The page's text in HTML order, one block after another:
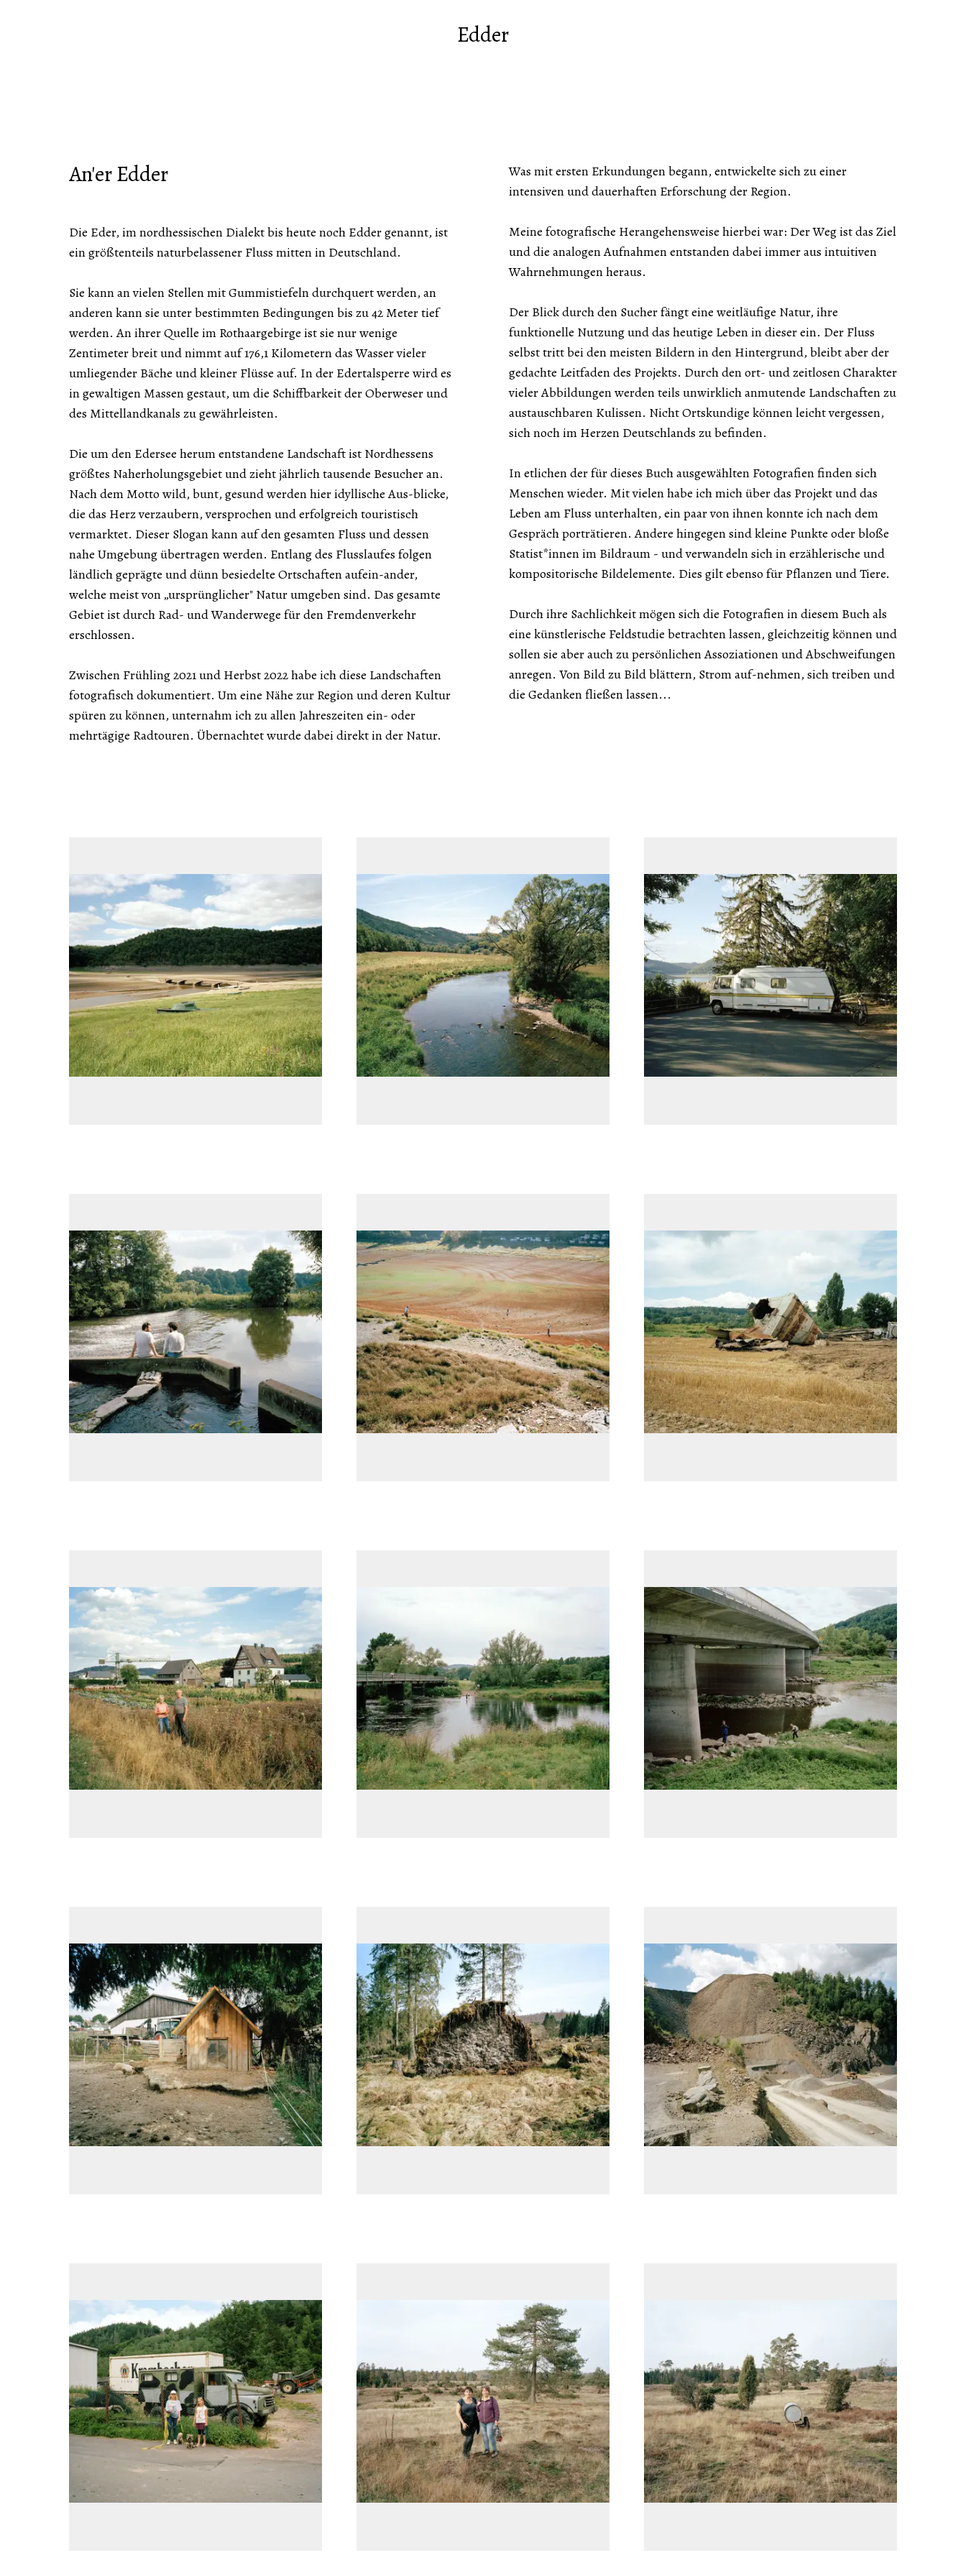
Edder
An'er Edder
Die Eder, im nordhessischen Dialekt bis heute noch Edder genannt, ist
ein größtenteils naturbelassener Fluss mitten in Deutschland.
Sie kann an vielen Stellen mit Gummistiefeln durchquert werden, an
anderen kann sie unter bestimmten Bedingungen bis zu 42 Meter tief
werden. An ihrer Quelle im Rothaargebirge ist sie nur wenige
Zentimeter breit und nimmt auf 176,1 Kilometern das Wasser vieler
umliegender Bäche und kleiner Flüsse auf. In der Edertalsperre wird es
in gewaltigen Massen gestaut, um die Schiffbarkeit der Oberweser und
des Mittellandkanals zu gewährleisten.
Die um den Edersee herum entstandene Landschaft ist Nordhessens
größtes Naherholungsgebiet und zieht jährlich tausende Besucher an.
Nach dem Motto wild, bunt, gesund werden hier idyllische Aus-blicke,
die das Herz verzaubern, versprochen und erfolgreich touristisch
vermarktet. Dieser Slogan kann auf den gesamten Fluss und dessen
nahe Umgebung übertragen werden. Entlang des Flusslaufes folgen
ländlich geprägte und dünn besiedelte Ortschaften aufein-ander,
welche meist von „ursprünglicher" Natur umgeben sind. Das gesamte
Gebiet ist durch Rad- und Wanderwege für den Fremdenverkehr
erschlossen.
Zwischen Frühling 2021 und Herbst 2022 habe ich diese Landschaften
fotografisch dokumentiert. Um eine Nähe zur Region und deren Kultur
spüren zu können, unternahm ich zu allen Jahreszeiten ein- oder
mehrtägige Radtouren. Übernachtet wurde dabei direkt in der Natur.
Was mit ersten Erkundungen begann, entwickelte sich zu einer
intensiven und dauerhaften Erforschung der Region.
Meine fotografische Herangehensweise hierbei war: Der Weg ist das Ziel
und die analogen Aufnahmen entstanden dabei immer aus intuitiven
Wahrnehmungen heraus.
Der Blick durch den Sucher fängt eine weitläufige Natur, ihre
funktionelle Nutzung und das heutige Leben in dieser ein. Der Fluss
selbst tritt bei den meisten Bildern in den Hintergrund, bleibt aber der
gedachte Leitfaden des Projekts. Durch den ort- und zeitlosen Charakter
vieler Abbildungen werden teils unwirklich anmutende Landschaften zu
austauschbaren Kulissen. Nicht Ortskundige können leicht vergessen,
sich noch im Herzen Deutschlands zu befinden.
In etlichen der für dieses Buch ausgewählten Fotografien finden sich
Menschen wieder. Mit vielen habe ich mich über das Projekt und das
Leben am Fluss unterhalten, ein paar von ihnen konnte ich nach dem
Gespräch porträtieren. Andere hingegen sind kleine Punkte oder bloße
Statist*innen im Bildraum - und verwandeln sich in erzählerische und
kompositorische Bildelemente. Dies gilt ebenso für Pflanzen und Tiere.
Durch ihre Sachlichkeit mögen sich die Fotografien in diesem Buch als
eine künstlerische Feldstudie betrachten lassen, gleichzeitig können und
sollen sie aber auch zu persönlichen Assoziationen und Abschweifungen
anregen. Von Bild zu Bild blättern, Strom auf-nehmen, sich treiben und
die Gedanken fließen lassen...